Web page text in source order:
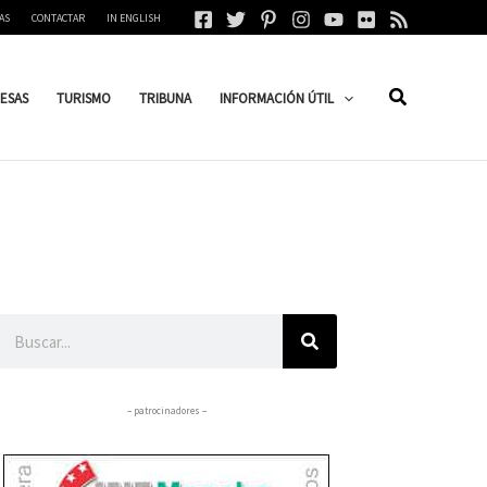
CONTACTAR IN ENGLISH
TURISMO TRIBUNA INFORMACIÓN ÚTIL
– patrocinadores –